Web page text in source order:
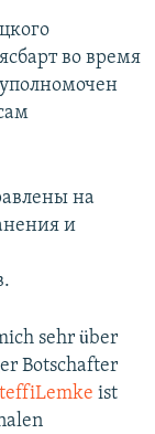
во время
на
и
sehr über
Botschafter
ist